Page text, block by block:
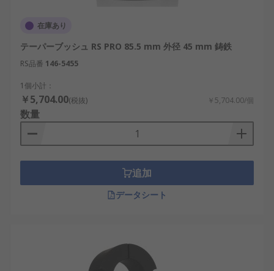
在庫あり
テーパーブッシュ RS PRO 85.5 mm 外径 45 mm 鋳鉄
RS品番 146-5455
1個小計：
￥5,704.00(税抜) ￥5,704.00/個
数量
追加
データシート